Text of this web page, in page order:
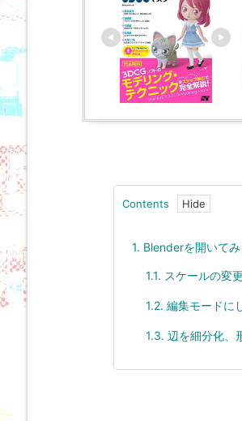
Contents
1. Blenderを開いてみ
1.1. スケールの変更
1.2. 編集モードに
1.3. 辺を細分化、